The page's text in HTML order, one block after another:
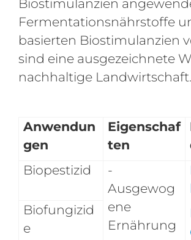
Biostimulanzien
Fermentationsnährstoffe
basierten Biostimulanzien
sind eine ausgezeichnete
nachhaltige Landwirtschaft.
Anwendun
gen
Eigenschaf
ten
Biopestizid
-
Ausgewog
ene
Ernährung
Biofungizid
e